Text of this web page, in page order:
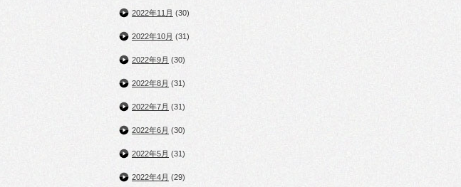
2022年11月 (30)
2022年10月 (31)
2022年9月 (30)
2022年8月 (31)
2022年7月 (31)
2022年6月 (30)
2022年5月 (31)
2022年4月 (29)